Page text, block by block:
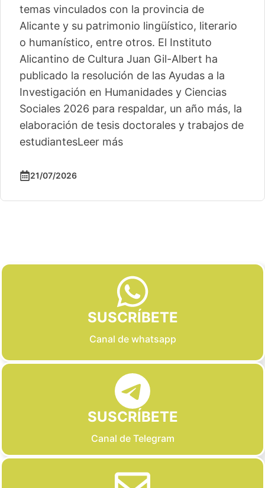
temas vinculados con la provincia de
Alicante y su patrimonio lingüístico, literario
o humanístico, entre otros. El Instituto
Alicantino de Cultura Juan Gil-Albert ha
publicado la resolución de las Ayudas a la
Investigación en Humanidades y Ciencias
Sociales 2026 para respaldar, un año más, la
elaboración de tesis doctorales y trabajos de
estudiantesLeer más
21/07/2026
SUSCRÍBETE
Canal de whatsapp
SUSCRÍBETE
Canal de Telegram